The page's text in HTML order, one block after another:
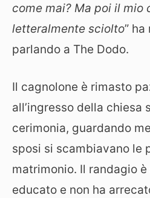
come mai? Ma poi il mio
letteralmente sciolto”
parlando a The Dodo.
Il cagnolone è rimasto
all’ingresso della chiesa
cerimonia, guardando
sposi si scambiavano le
matrimonio. Il randagio
educato e non ha